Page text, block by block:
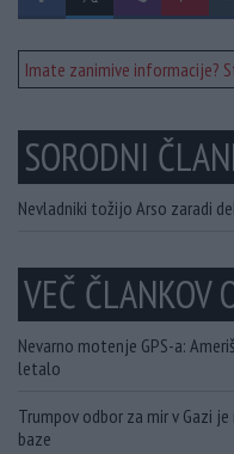
Imate zanimive informacije?
SORODNI
Nevladniki tožijo Arso zaradi
VEČ ČLANKOV
Nevarno motenje GPS-a:
letalo
Trumpov odbor za mir v Gazi
baze